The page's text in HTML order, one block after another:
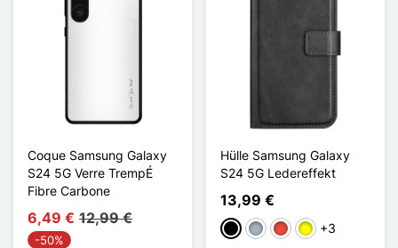
Coque Samsung Galaxy
S24 5G Verre TrempÉ
Fibre Carbone
6,49 € 12,99 €
-50%
Hülle Samsung Galaxy
S24 5G Ledereffekt
13,99 €
Schwarz
GrauRot Gelb+3